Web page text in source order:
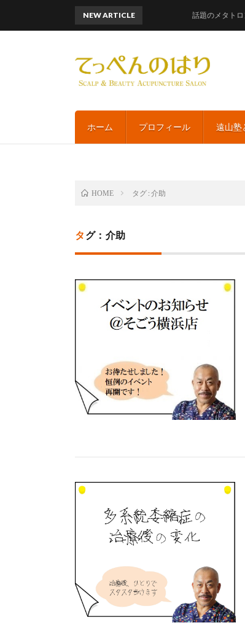
ホーム プロフィール 遠山塾
NEW ARTICLE 話題のメタトロン（波
HOME タグ : 介助
タグ：介助